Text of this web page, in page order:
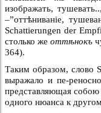
изображать,
–”оттѣниванiе,
Schattierungen der
столько жеоттѣнокъ
364).
Таким образом, слово
выражало и пе-
представляющая собою
одного нюанса к